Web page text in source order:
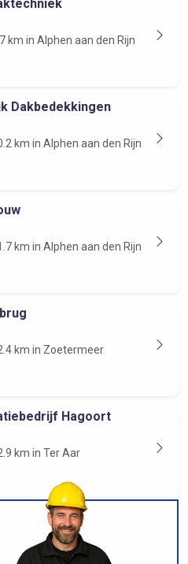
km in Alphen aan den Rijn
Dakbedekkingen
km in Alphen aan den Rijn
km in Alphen aan den Rijn
km in Zoetermeer
Hagoort
km in Ter Aar